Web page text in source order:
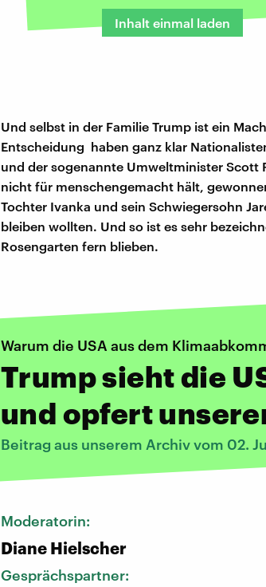
Inhalt einmal laden
Und selbst in der Familie Trump ist ein
Entscheidung haben ganz klar
und der sogenannte Umweltminister
nicht für menschengemacht hält,
Tochter Ivanka und sein Schwiegersohn
bleiben wollten. Und so ist es sehr
Rosengarten fern blieben.
Warum die USA aus dem
Trump sieht die
und opfert
Beitrag aus unserem Archiv vom 02.
Moderatorin:
Diane Hielscher
Gesprächspartner: